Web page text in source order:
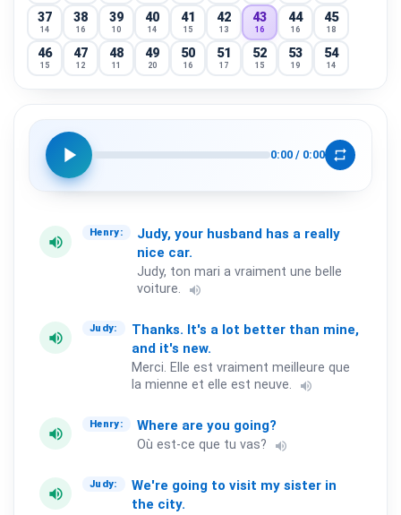
37
14
38
16
39
10
40
14
41
15
42
13
43
16
44
16
45
18
46
15
47
12
48
11
49
20
50
16
51
17
52
15
53
19
54
14
13
73 74
12
76 77 78 79 80 81
91 93 94 95 96 97 98 99
play_arrow 0:00 / 0:00 repeat
volume_up
Henry: Judy, your husband has a really
nice car.
Judy, ton mari a vraiment une belle
voiture.
volume_up
volume_up
Judy: Thanks. It's a lot better than mine,
and it's new.
Merci. Elle est vraiment meilleure que
la mienne et elle est neuve.
volume_up
volume_up
Henry: Where are you going?
Où est-ce que tu vas? volume_up
volume_up
Judy: We're going to visit my sister in
the city.